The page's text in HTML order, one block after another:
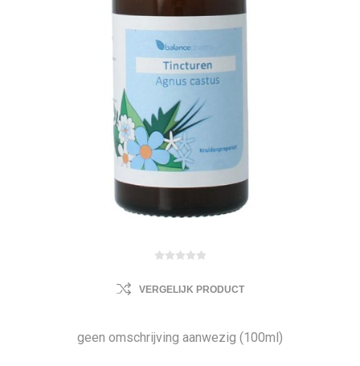
VERGELIJK PRODUCT
geen omschrijving aanwezig (100ml)